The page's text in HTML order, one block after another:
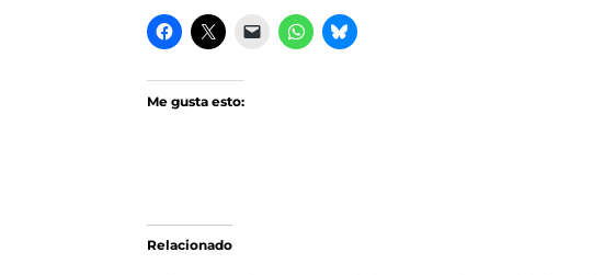
Me gusta esto:
Relacionado